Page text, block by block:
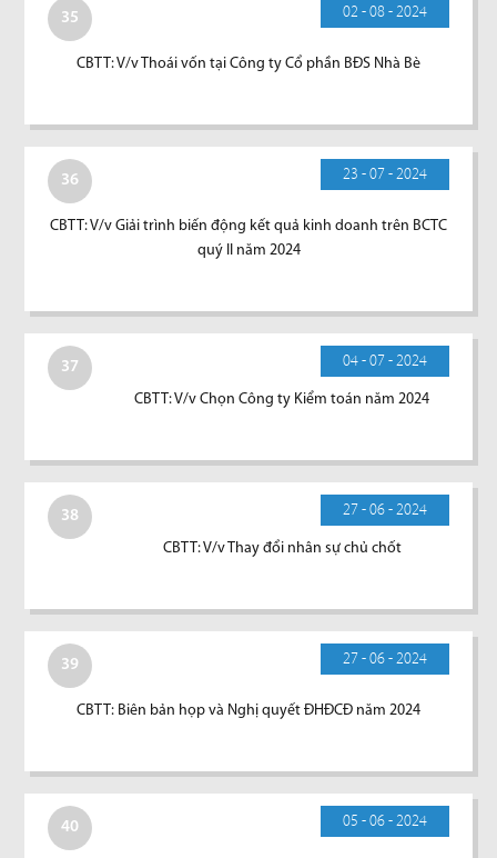
35 02 - 08 - 2024
CBTT: V/v Thoái vốn tại Công ty Cổ phần BĐS Nhà Bè
36 23 - 07 - 2024
CBTT: V/v Giải trình biến động kết quả kinh doanh trên BCTC
quý II năm 2024
37 04 - 07 - 2024
CBTT: V/v Chọn Công ty Kiểm toán năm 2024
38 27 - 06 - 2024
CBTT: V/v Thay đổi nhân sự chủ chốt
39 27 - 06 - 2024
CBTT: Biên bản họp và Nghị quyết ĐHĐCĐ năm 2024
40 05 - 06 - 2024